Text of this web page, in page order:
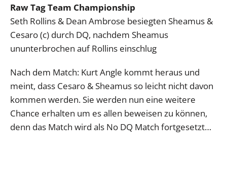
Raw Tag Team Championship
Seth Rollins & Dean Ambrose besiegten Sheamus &
Cesaro (c) durch DQ, nachdem Sheamus
ununterbrochen auf Rollins einschlug
Nach dem Match: Kurt Angle kommt heraus und
meint, dass Cesaro & Sheamus so leicht nicht davon
kommen werden. Sie werden nun eine weitere
Chance erhalten um es allen beweisen zu können,
denn das Match wird als No DQ Match fortgesetzt…